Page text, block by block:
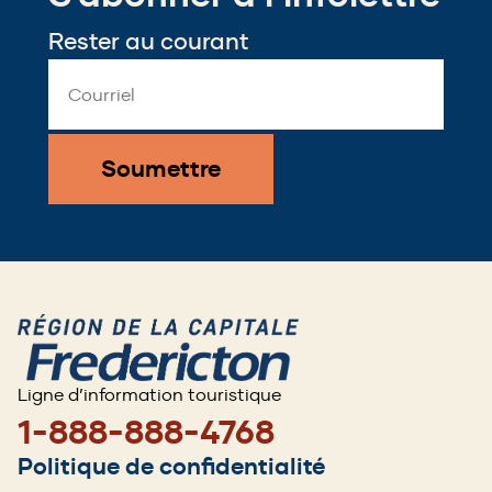
Rester au courant
Address
*
Ligne d’information touristique
1-888-888-4768
Footer
Politique de confidentialité